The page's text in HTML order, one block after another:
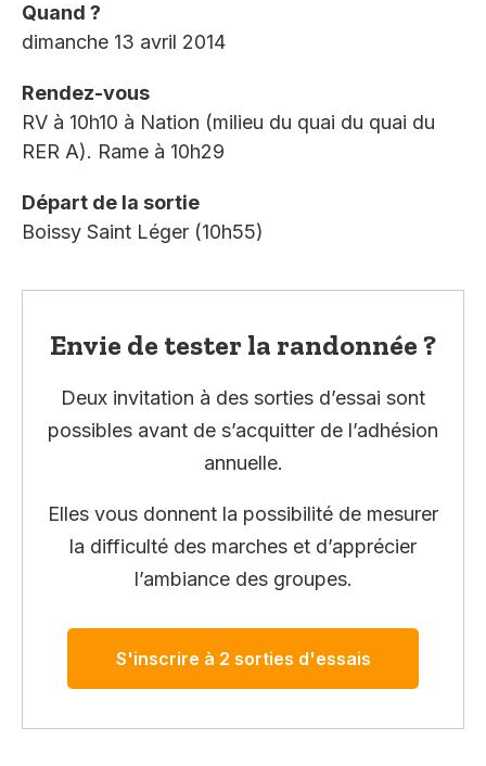
Quand ?
dimanche 13 avril 2014
Rendez-vous
RV à 10h10 à Nation (milieu du quai du quai du
RER A). Rame à 10h29
Départ de la sortie
Boissy Saint Léger (10h55)
Envie de tester la randonnée ?
Deux invitation à des sorties d’essai sont
possibles avant de s’acquitter de l’adhésion
annuelle.
Elles vous donnent la possibilité de mesurer
la difficulté des marches et d’apprécier
l’ambiance des groupes.
S'inscrire à 2 sorties d'essais